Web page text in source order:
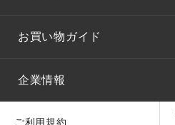
お買い物ガイド
企業情報
ご利用規約